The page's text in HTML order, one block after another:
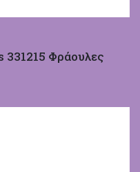
331215 Φράουλες